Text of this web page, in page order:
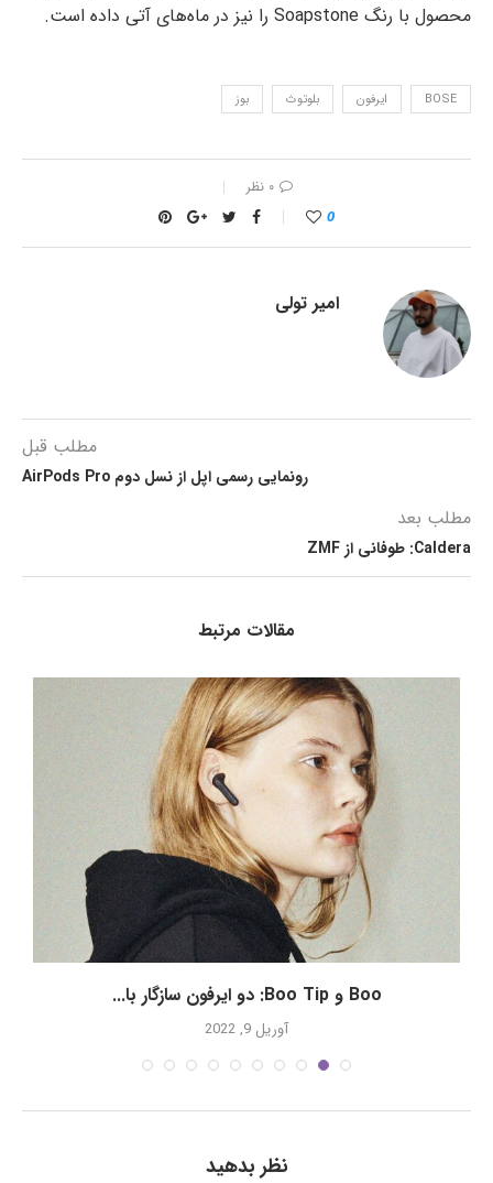
محصول با رنگ Soapstone را نیز در ماه‌های آتی داده است.
BOSE ایرفون بلوتوث بوز
۰ نظر
0
امیر تولی
مطلب قبل
رونمایی رسمی اپل از نسل دوم AirPods Pro
مطلب بعد
Caldera: طوفانی از ZMF
مقالات مرتبط
Boo و Boo Tip: دو ایرفون‌ سازگار با...
آوریل 9, 2022
نظر بدهید